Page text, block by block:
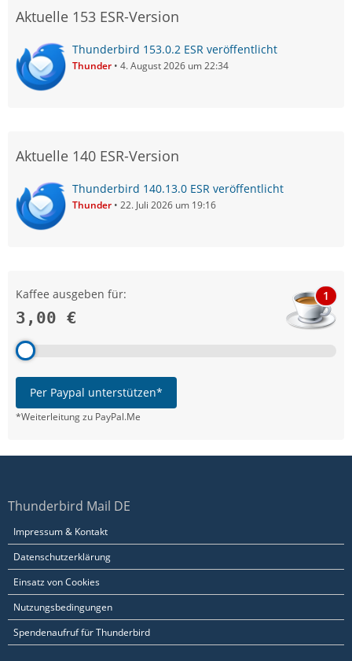
Aktuelle 153 ESR-Version
Thunderbird 153.0.2 ESR veröffentlicht
Thunder 4. August 2026 um 22:34
Aktuelle 140 ESR-Version
Thunderbird 140.13.0 ESR veröffentlicht
Thunder 22. Juli 2026 um 19:16
Kaffee ausgeben für:
3,00 €
1
Per Paypal unterstützen*
*Weiterleitung zu PayPal.Me
Thunderbird Mail DE
Impressum & Kontakt
Datenschutzerklärung
Einsatz von Cookies
Nutzungsbedingungen
Spendenaufruf für Thunderbird